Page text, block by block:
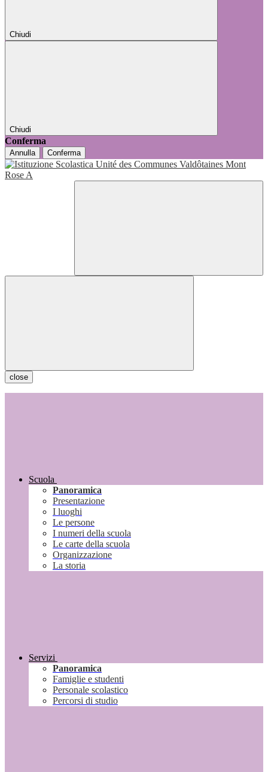
Chiudi
Chiudi
Conferma
Annulla Conferma
close
Scuola
Panoramica
Presentazione
I luoghi
Le persone
I numeri della scuola
Le carte della scuola
Organizzazione
La storia
Servizi
Panoramica
Famiglie e studenti
Personale scolastico
Percorsi di studio